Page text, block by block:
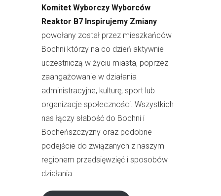
Komitet Wyborczy Wyborców
Reaktor B7 Inspirujemy Zmiany
powołany został przez mieszkańców
Bochni którzy na co dzień aktywnie
uczestniczą w życiu miasta, poprzez
zaangażowanie w działania
administracyjne, kulturę, sport lub
organizacje społeczności. Wszystkich
nas łączy słabość do Bochni i
Bocheńszczyzny oraz podobne
podejście do związanych z naszym
regionem przedsięwzięć i sposobów
działania.